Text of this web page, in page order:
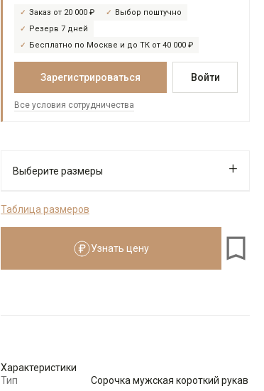
Заказ от 20 000 ₽
Выбор поштучно
Резерв 7 дней
Бесплатно по Москве и до ТК от 40 000 ₽
Зарегистрироваться Войти
Все условия сотрудничества
Выберите размеры
Таблица размеров
Узнать цену
Характеристики
Тип
Сорочка мужская короткий рукав